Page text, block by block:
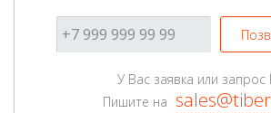
У Вас заявка или запрос
Пишите на